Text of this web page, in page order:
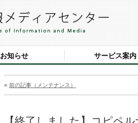
お知らせ サービス案内
« 前の記事（メンテナンス）